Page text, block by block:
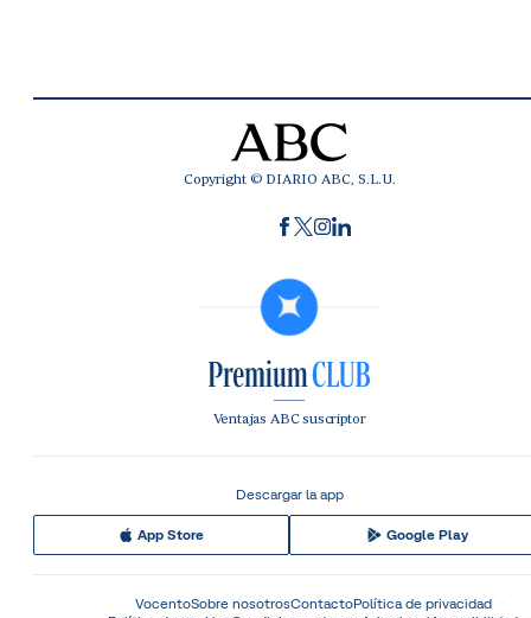
Copyright © DIARIO ABC, S.L.U.
Ventajas ABC suscriptor
Descargar la app
App Store Google Play
VocentoSobre nosotrosContactoPolítica de privacidad